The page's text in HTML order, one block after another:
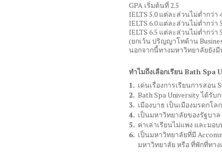
GPA เริ่มต้นที่2.5
IELTS 5.0 แต่ละส่วนไม่ต่ำกว่า
IELTS 6.0 แต่ละส่วนไม่ต่ำกว่า
IELTS 6.5 แต่ละส่วนไม่ต่ำกว่า
(ยกเว้น ปริญญาโทด้าน
นอกจากนี้ทางมหาวิทยาลัยยัง
ทำไมถึงเลือกเรียน Bath Spa
เด่นเรื่องการเรียนการสอน
Bath Spa Universityได้รับ
เมืองบาธ เป็นเมืองมรดกโ
เป็นมหาวิทยาลัยของรัฐบา
ค่าเล่าเรียนไม่แพง และม
เป็นมหาวิทยาลัยที่มี
มหาวิทยาลัย หรือ ที่พักที่ทา